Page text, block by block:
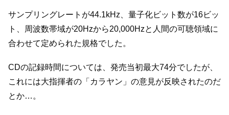
サンプリングレートが44.1kHz、量子化ビット数が16ビッ
ト、周波数帯域が20Hzから20,000Hzと人間の可聴領域に
合わせて定められた規格でした。
CDの記録時間については、発売当初最大74分でしたが、
これには大指揮者の「カラヤン」の意見が反映されたのだ
とか…。